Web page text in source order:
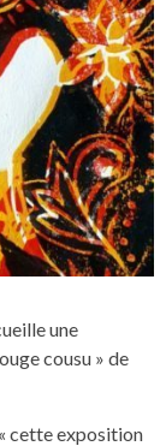
une
cousu » de
cette exposition